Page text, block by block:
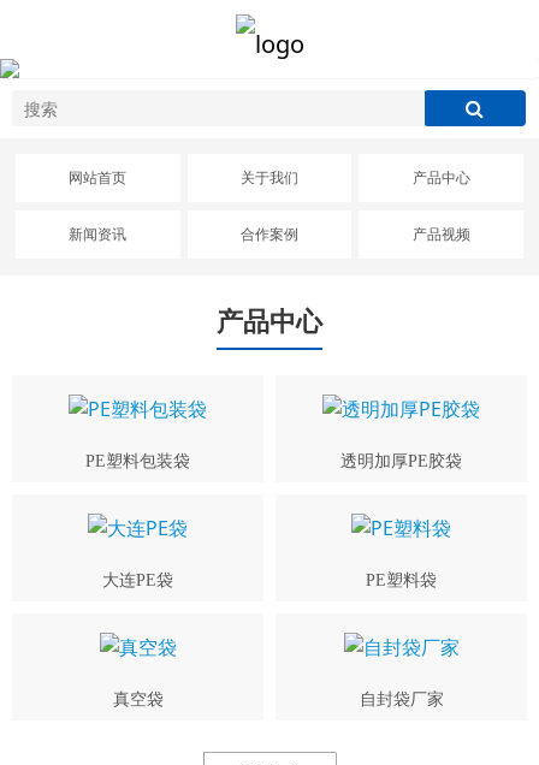
网站首页 关于我们 产品中心
新闻资讯 合作案例 产品视频
产品中心
PE塑料包装袋 透明加厚PE胶袋
大连PE袋 PE塑料袋
真空袋 自封袋厂家